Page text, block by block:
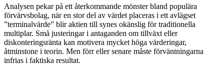
Analysen pekar på ett återkommande mönster bland populära
förvärvsbolag, när en stor del av värdet placeras i ett avlägset
”terminalvärde” blir aktien till synes okänslig för traditionella
multiplar. Små justeringar i antaganden om tillväxt eller
diskonteringsränta kan motivera mycket höga värderingar,
åtminstone i teorin. Men förr eller senare måste förväntningarna
infrias i faktiska resultat.